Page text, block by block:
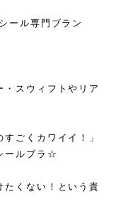
ール専門ブラン
スウィフトやリア
ごくカワイイ！」
ールブラ☆
たくない！という貴